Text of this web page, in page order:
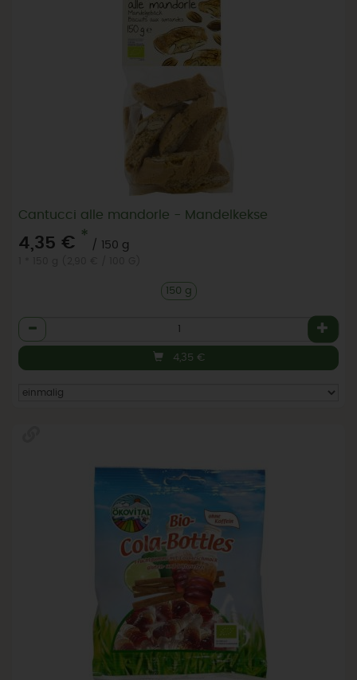
Cantucci alle mandorle - Mandelkekse
4,35 € *
/ 150 g
150 g
Anzahl
4,35 €